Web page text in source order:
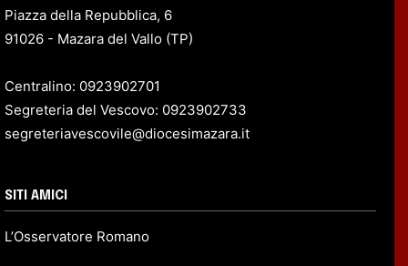
Piazza della Repubblica, 6
91026 - Mazara del Vallo (TP)
Centralino: 0923902701
Segreteria del Vescovo: 0923902733
segreteriavescovile@diocesimazara.it
SITI AMICI
L’Osservatore Romano